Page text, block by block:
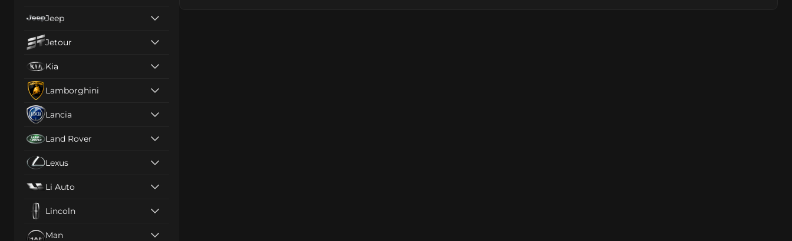
Jeep
Jetour
Kia
Lamborghini
Lancia
Land Rover
Lexus
Li Auto
Lincoln
Man